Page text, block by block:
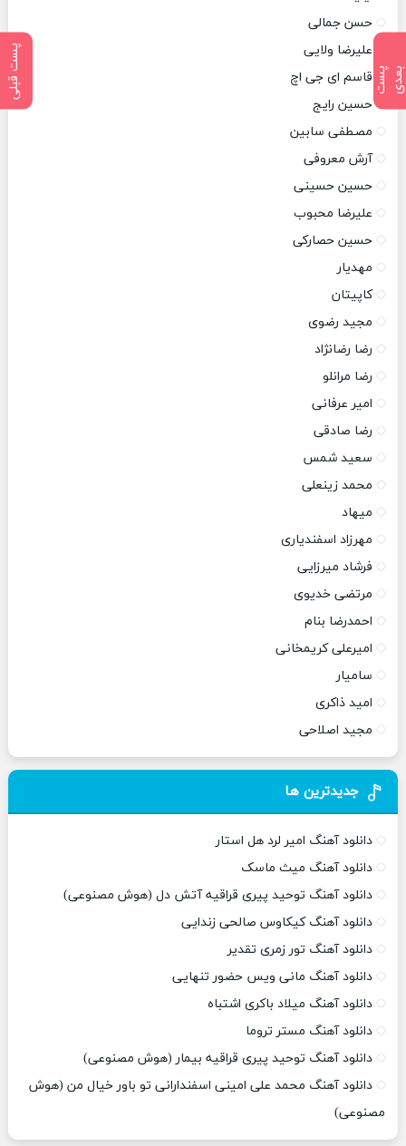
پ
س
ت
ب
ع
د ی پست قبلی
حسن جمالی
علیرضا ولایی
قاسم ای جی اچ
حسین رایج
مصطفی سابین
آرش معروفی
حسین حسینی
علیرضا محبوب
حسین حصارکی
مهدیار
کاپیتان
مجید رضوی
رضا رضانژاد
رضا مرانلو
امیر عرفانی
رضا صادقی
سعید شمس
محمد زینعلی
میهاد
مهرزاد اسفندیاری
فرشاد میرزایی
مرتضی خدیوی
احمدرضا بنام
امیرعلی کریمخانی
سامیار
امید ذاکری
مجید اصلاحی
جدیدترین ها
دانلود آهنگ امیر لرد هل استار
دانلود آهنگ میث ماسک
دانلود آهنگ توحید پیری قراقیه آتش دل (هوش مصنوعی)
دانلود آهنگ کیکاوس صالحی زندایی
دانلود آهنگ تور زمری تقدیر
دانلود آهنگ مانی ویس حضور تنهایی
دانلود آهنگ میلاد باکری اشتباه
دانلود آهنگ مستر تروما
دانلود آهنگ توحید پیری قراقیه بیمار (هوش مصنوعی)
دانلود آهنگ محمد علی امینی اسفندارانی تو باور خیال من (هوش
مصنوعی)